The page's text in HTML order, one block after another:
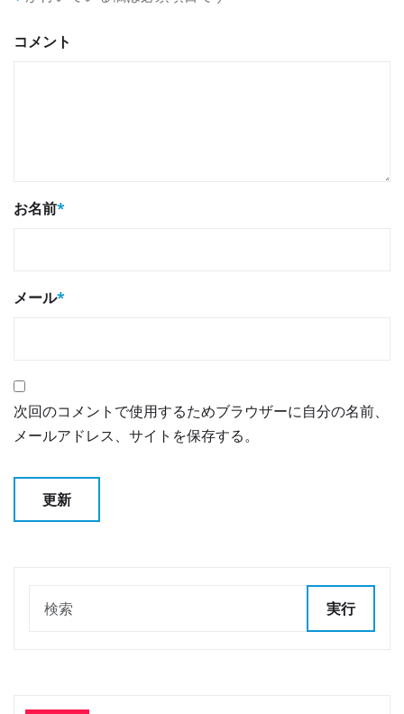
コメント
お名前*
メール*
次回のコメントで使用するためブラウザーに自分の名前、
メールアドレス、サイトを保存する。
実行